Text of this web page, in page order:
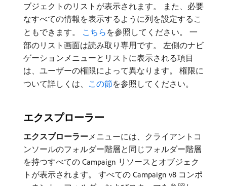
ブジェクトのリストが表示されます。 また、必要
なすべての情報を表示するように列を設定するこ
ともできます。 こちら を参照してください。 一
部のリスト画面は読み取り専用です。 左側のナビ
ゲーションメニューとリストに表示される項目
は、ユーザーの権限によって異なります。 権限に
ついて詳しくは、 この節を参照してください。
エクスプローラー
エクスプローラー ​メニューには、クライアントコ
ンソールのフォルダー階層と同じフォルダー階層
を持つすべての Campaign リソースとオブジェク
トが表示されます。 すべての Campaign v8 コンポ